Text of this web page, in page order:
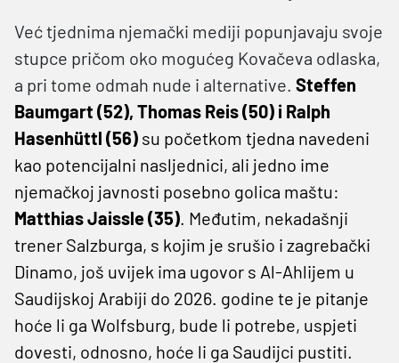
Već tjednima njemački mediji popunjavaju svoje
stupce pričom oko mogućeg Kovačeva odlaska,
a pri tome odmah nude i alternative. Steffen
Baumgart (52), Thomas Reis (50) i Ralph
Hasenhüttl (56) su početkom tjedna navedeni
kao potencijalni nasljednici, ali jedno ime
njemačkoj javnosti posebno golica maštu:
Matthias Jaissle (35) . Međutim, nekadašnji
trener Salzburga, s kojim je srušio i zagrebački
Dinamo, još uvijek ima ugovor s Al-Ahlijem u
Saudijskoj Arabiji do 2026. godine te je pitanje
hoće li ga Wolfsburg, bude li potrebe, uspjeti
dovesti, odnosno, hoće li ga Saudijci pustiti.